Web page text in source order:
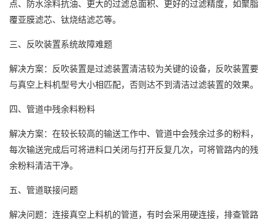
点、防水涂料抗油、更大的过滤总面积、更好的过滤精度，如聚脂
覆亚膜滤芯、钛烧结滤芯等。
三、反吹装置系统故障难题
解决方案： 反吹装置是过滤装置清洁较为关键的设备，反吹装置要
与真空上料机型号大小相匹配，否则达不到清洁过滤装置的效果。
四、管道中残余料粉料
解决方案：在较长较高的输送工作中、管道中会残余过多的粉料，
每次输送完成后可将进料口关闭与打开反复几次，可将管路内的残
余粉料清洁干净。
五、管道联接问题
解决问题： 连接真空上料机的管道，有时会采用硬连接，排查管路